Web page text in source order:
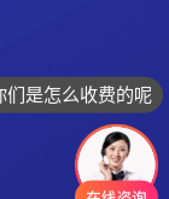
现在有优惠活动吗